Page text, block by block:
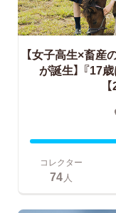
【女子高生×畜産
が誕生】 『17
コレクター
74人